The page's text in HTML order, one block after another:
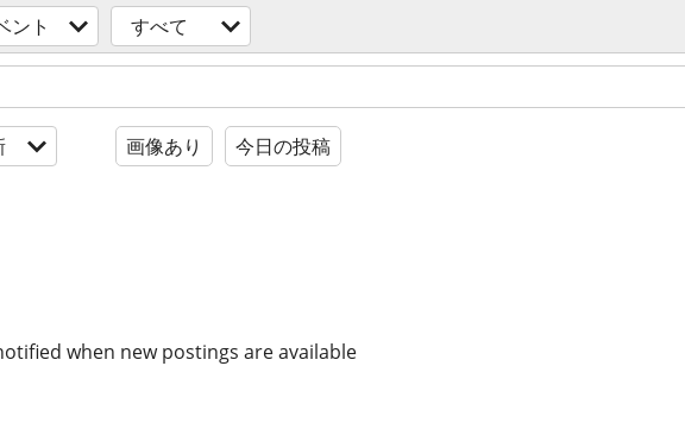
ント すべて
画像あり 今日の投稿
when new postings are available